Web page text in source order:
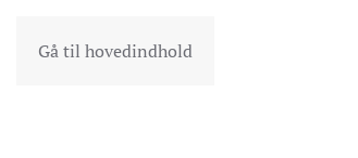
Gå til hovedindhold